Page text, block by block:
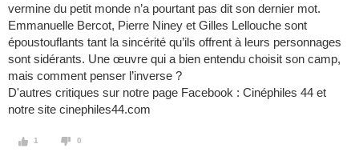
vermine du petit monde n’a pourtant pas dit son dernier mot.
Emmanuelle Bercot, Pierre Niney et Gilles Lellouche sont
époustouflants tant la sincérité qu’ils offrent à leurs personnages
sont sidérants. Une œuvre qui a bien entendu choisit son camp,
mais comment penser l’inverse ?
D'autres critiques sur notre page Facebook : Cinéphiles 44 et
notre site cinephiles44.com
1 0